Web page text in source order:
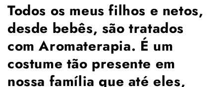
Todos os meus filhos e netos,
desde bebês, são tratados
com Aromaterapia. É um
costume tão presente em
nossa família que até eles,